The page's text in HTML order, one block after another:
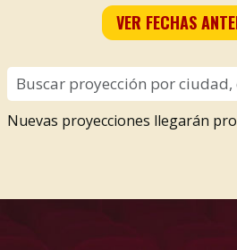
VER FECHAS
Nuevas proyecciones llegarán